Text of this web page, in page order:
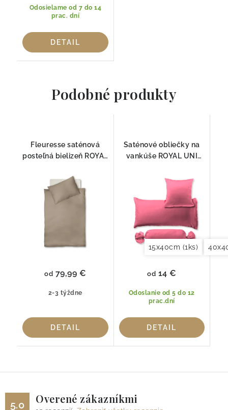
Odosielame od 7 do 14
prac. dní
DETAIL
Podobné produkty
Fleuresse saténová
posteľná bielizeň ROYAL
2-3 týždne
od 79,99 €
DETAIL
Saténové obliečky na
vankúše ROYAL UNI
15x40cm (1ks)
Odoslanie od 5 do 12
prac.dní
od 14 €
DETAIL
5.0 Overené zákazníkmi